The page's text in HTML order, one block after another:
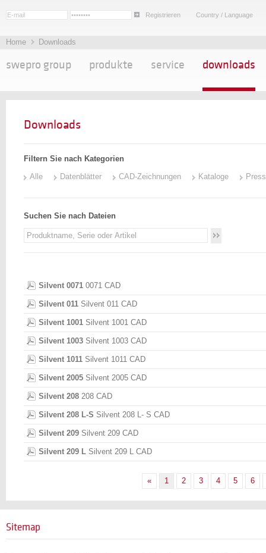
Registrieren Country / Language
Home Downloads
swepro group produkte service downloads
Downloads
Filtern Sie nach Kategorien
Alle
Datenblätter CAD-Zeichnungen Kataloge
Suchen Sie nach Dateien
Silvent 0071 0071 CAD
Silvent 011 Silvent 011 CAD
Silvent 1001 Silvent 1001 CAD
Silvent 1003 Silvent 1003 CAD
Silvent 1011 Silvent 1011 CAD
Silvent 2005 Silvent 2005 CAD
Silvent 208 208 CAD
Silvent 208 L-S Silvent 208 L- S CAD
Silvent 209 Silvent 209 CAD
Silvent 209 L Silvent 209 L CAD
« 1 2 3 4 5 6
Sitemap